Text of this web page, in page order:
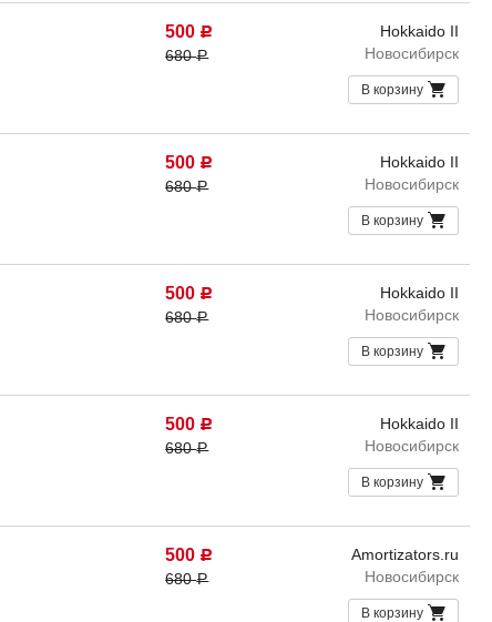
500 Р
680Р
Hokkaido II
Новосибирск
В корзину
500 Р
680Р
Hokkaido II
Новосибирск
В корзину
500 Р
680Р
Hokkaido II
Новосибирск
В корзину
500 Р
680Р
Hokkaido II
Новосибирск
В корзину
500 Р
680Р
Amortizators.ru
Новосибирск
В корзину